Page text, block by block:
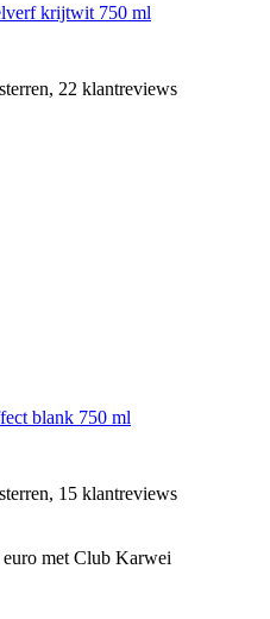
krijtwit 750 ml
22 klantreviews
blank 750 ml
15 klantreviews
met Club Karwei